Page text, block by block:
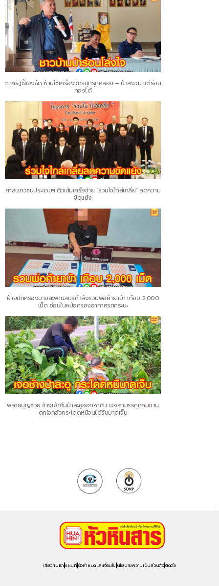
ภาครัฐชี้แจงชัด ห้ามใช้เครื่องจักรบุกรุกคลอง – ป่าสงวน แต่ร่อน
ทองได้
ศาลเยาวชนประจวบฯ ติวเข้มเครือข่าย “ร่วมใจไกล่เกลี่ย” ลดความ
ขัดแย้ง
ฝ่ายปกครองบางสะพานสนธิกำลังรวบพ่อค้ายาบ้า เกือบ 2,000
เม็ด ซ่อนในหม้อกรองอากาศรถกระบะ
พลายบุญช่วย ช้างเจ้าถิ่นป่าละอูออกหากิน เจอรถบรรทุกคนงาน
ตกใจกลัวกระโดดหนีจนได้รับบาดเจ็บ
เกี่ยวกับเรา แผนที่ ข้อกำหนดและเงื่อนไข นโยบายความเป็นส่วนตัวติดต่อ